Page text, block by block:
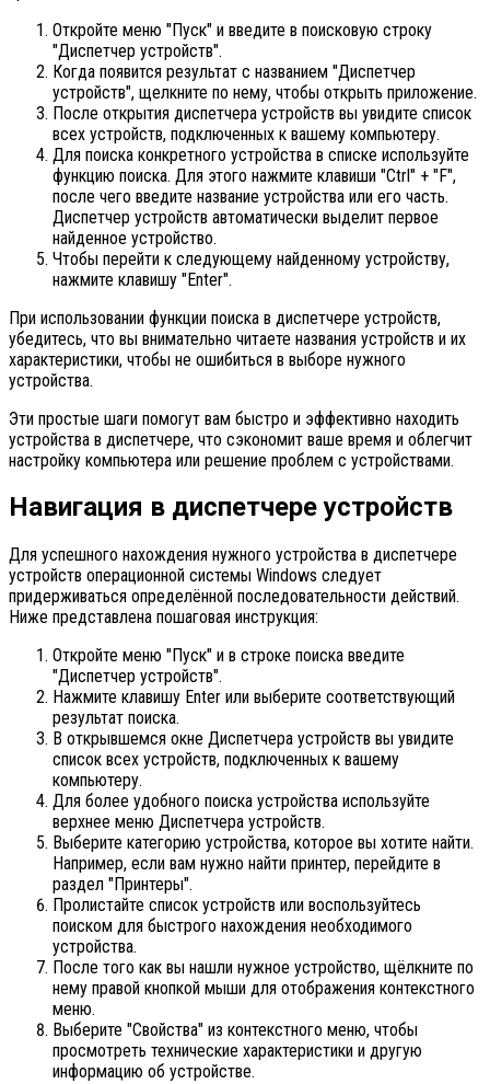
Откройте меню "Пуск" и введите в поисковую строку
"Диспетчер устройств".
Когда появится результат с названием "Диспетчер
устройств", щелкните по нему, чтобы открыть приложение.
После открытия диспетчера устройств вы увидите список
всех устройств, подключенных к вашему компьютеру.
Для поиска конкретного устройства в списке используйте
функцию поиска. Для этого нажмите клавиши "Ctrl" + "F",
после чего введите название устройства или его часть.
Диспетчер устройств автоматически выделит первое
найденное устройство.
Чтобы перейти к следующему найденному устройству,
нажмите клавишу "Enter".
При использовании функции поиска в диспетчере устройств,
убедитесь, что вы внимательно читаете названия устройств и их
характеристики, чтобы не ошибиться в выборе нужного
устройства.
Эти простые шаги помогут вам быстро и эффективно находить
устройства в диспетчере, что сэкономит ваше время и облегчит
настройку компьютера или решение проблем с устройствами.
Навигация в диспетчере устройств
Для успешного нахождения нужного устройства в диспетчере
устройств операционной системы Windows следует
придерживаться определённой последовательности действий.
Ниже представлена пошаговая инструкция:
Откройте меню "Пуск" и в строке поиска введите
"Диспетчер устройств".
Нажмите клавишу Enter или выберите соответствующий
результат поиска.
В открывшемся окне Диспетчера устройств вы увидите
список всех устройств, подключенных к вашему
компьютеру.
Для более удобного поиска устройства используйте
верхнее меню Диспетчера устройств.
Выберите категорию устройства, которое вы хотите найти.
Например, если вам нужно найти принтер, перейдите в
раздел "Принтеры".
Пролистайте список устройств или воспользуйтесь
поиском для быстрого нахождения необходимого
устройства.
После того как вы нашли нужное устройство, щёлкните по
нему правой кнопкой мыши для отображения контекстного
меню.
Выберите "Свойства" из контекстного меню, чтобы
просмотреть технические характеристики и другую
информацию об устройстве.